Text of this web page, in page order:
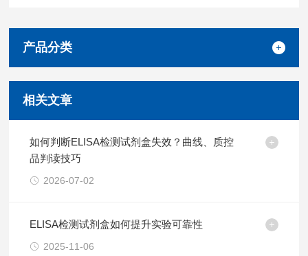
产品分类
相关文章
如何判断ELISA检测试剂盒失效？曲线、质控
品判读技巧
2026-07-02
ELISA检测试剂盒如何提升实验可靠性
2025-11-06